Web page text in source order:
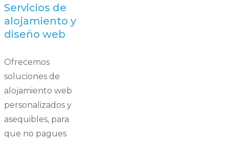
Servicios de
alojamiento y
diseño web
Ofrecemos
soluciones de
alojamiento web
personalizados y
asequibles, para
que no pagues